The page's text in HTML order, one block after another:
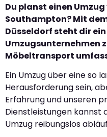
Du planst einen
Southampton? Mit
Düsseldorf steht dir
Umzugsunternehmen
Möbeltransport
Ein Umzug über eine so
Herausforderung sein,
Erfahrung und unseren
Dienstleistungen kannst
Umzug reibungslos